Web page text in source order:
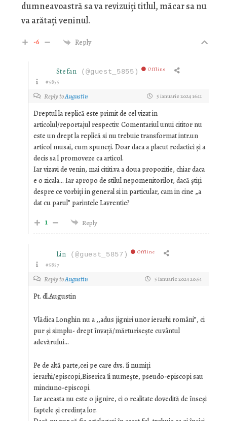
dumneavoastră sa va revizuiți titlul, măcar sa nu
va arătați veninul.
-6 Reply
Stefan (@guest_5855) Offline
#5855
Reply toAugustin 5 ianuarie 2024 16:11
Dreptul la replică este primit de cel vizat in
articolul/reportajul respectiv. Comentariul unui cititor nu
este un drept la replică si nu trebuie transformat intr.un
articol musai, cum spuneți. Doar daca a placut redactiei și a
decis sa l promoveze ca articol.
Iar vizavi de venin, mai cititi.va a doua propozitie, chiar daca
e o zicala… Iar apropo de stilul nepomenitorilor, dacă știți
despre ce vorbiți in general si in particular, cam in cine „a
dat cu parul” parintele Lavrentie?
1
Reply
Lin (@guest_5857) Offline
#5857
Reply toAugustin 5 ianuarie 2024 20:54
Pt. dl.Augustin
Vlădica Longhin nu a ,,adus jigniri unor ierarhi români”, ci
pur şi simplu- drept învață/mărturiseşte cuvântul
adevărului…
Pe de altă parte,cei pe care dvs. îi numiți
ierarhi/episcopi,Biserica îi numeşte, pseudo-episcopi sau
minciuno-episcopi.
Iar aceasta nu este o jignire, ci o realitate dovedită de înseşi
faptele şi credința lor.